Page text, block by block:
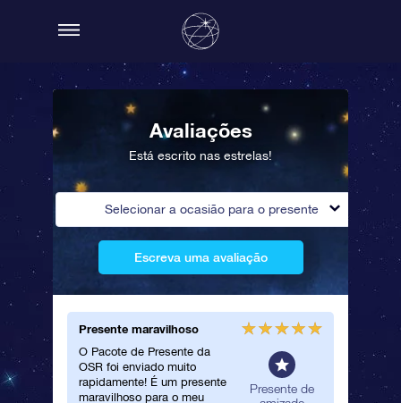
Avaliações
Está escrito nas estrelas!
Selecionar a ocasião para o presente
Escreva uma avaliação
Presente maravilhoso
O Pacote de Presente da
OSR foi enviado muito
rapidamente! É um presente
maravilhoso para o meu
Presente de
Dei
muito
o que